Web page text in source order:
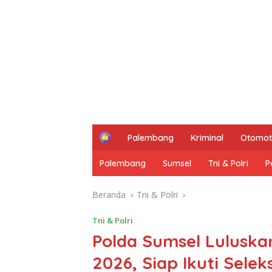
H
m
e
Palembang Kriminal
Palembang Sumsel Tni & Polri
Beranda Tni & Polri
Tni & Polri
Polda Sumsel
2026, Siap Ikuti